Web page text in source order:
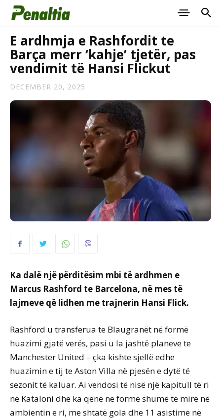
E ardhmja e Rashfordit te
Barça merr ‘kahje’ tjetër, pas
vendimit të Hansi Flickut
DECEMBER 20, 2025
Ka dalë një përditësim mbi të ardhmen e
Marcus Rashford te Barcelona, në mes të
lajmeve që lidhen me trajnerin Hansi Flick.
Rashford u transferua te Blaugranët në formë
huazimi gjatë verës, pasi u la jashtë planeve te
Manchester United – çka kishte sjellë edhe
huazimin e tij te Aston Villa në pjesën e dytë të
sezonit të kaluar. Ai vendosi të nisë një kapitull të ri
në Kataloni dhe ka qenë në formë shumë të mirë në
ambientin e ri, me shtatë gola dhe 11 asistime në